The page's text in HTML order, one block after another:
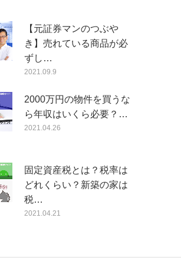
【元証券マンのつぶや
き】売れている商品が必
ずし…
2021.09.9
2000万円の物件を買うな
ら年収はいくら必要？…
2021.04.26
固定資産税とは？税率は
どれくらい？新築の家は
税…
2021.04.21